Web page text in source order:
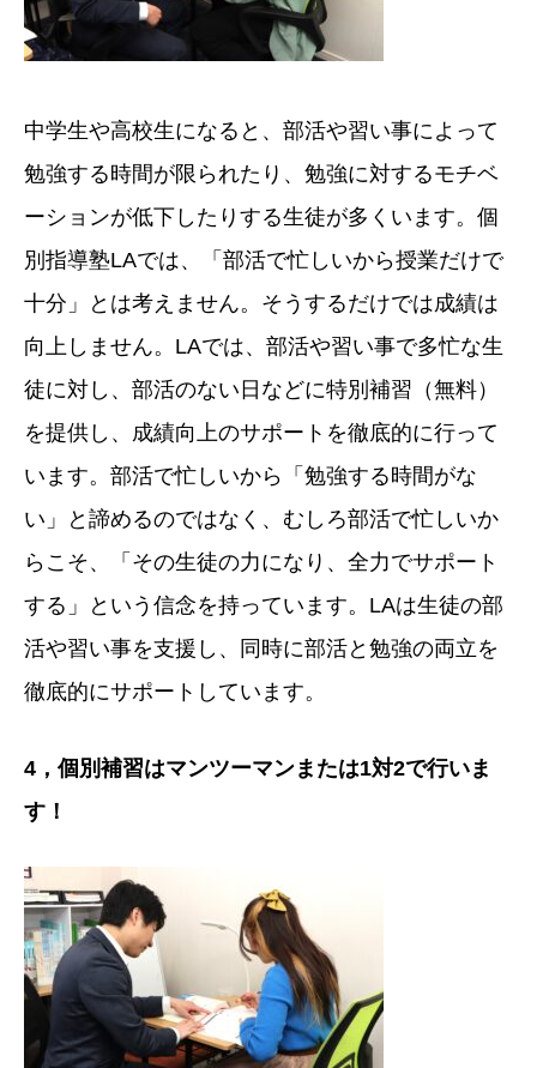
中学生や高校生になると、部活や習い事によって
勉強する時間が限られたり、勉強に対するモチベ
ーションが低下したりする生徒が多くいます。個
別指導塾LAでは、「部活で忙しいから授業だけで
十分」とは考えません。そうするだけでは成績は
向上しません。LAでは、部活や習い事で多忙な生
徒に対し、部活のない日などに特別補習（無料）
を提供し、成績向上のサポートを徹底的に行って
います。部活で忙しいから「勉強する時間がな
い」と諦めるのではなく、むしろ部活で忙しいか
らこそ、「その生徒の力になり、全力でサポート
する」という信念を持っています。LAは生徒の部
活や習い事を支援し、同時に部活と勉強の両立を
徹底的にサポートしています。
4 ，個別補習はマンツーマンまたは1対2で行いま
す！